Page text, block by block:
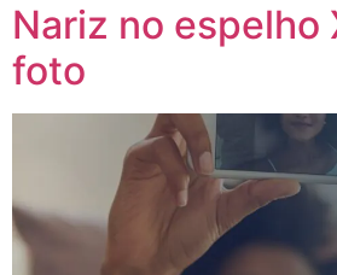
Nariz no espelho
foto